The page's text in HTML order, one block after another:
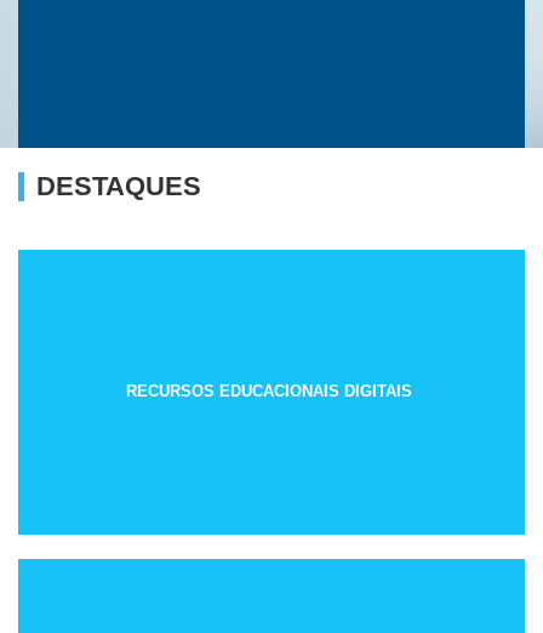
DESTAQUES
RECURSOS EDUCACIONAIS DIGITAIS